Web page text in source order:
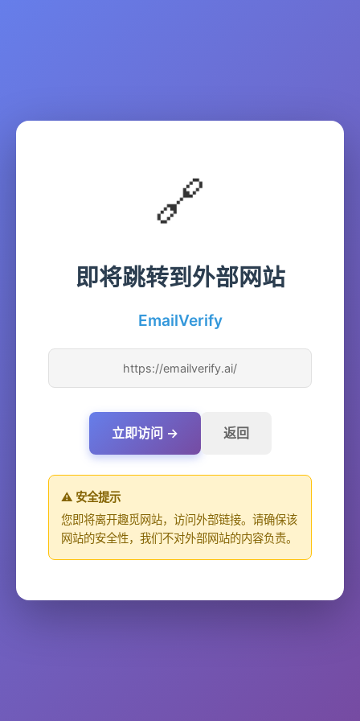
🔗
即将跳转到外部网站
EmailVerify
https://emailverify.ai/
立即访问 → 返回
⚠️ 安全提示
您即将离开趣觅网站，访问外部链接。请确保该
网站的安全性，我们不对外部网站的内容负责。